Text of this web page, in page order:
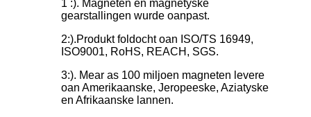
1 :). Magneten en magnetyske
gearstallingen wurde oanpast.
2:).Produkt foldocht oan ISO/TS 16949,
ISO9001, RoHS, REACH, SGS.
3:). Mear as 100 miljoen magneten levere
oan Amerikaanske, Jeropeeske, Aziatyske
en Afrikaanske lannen.